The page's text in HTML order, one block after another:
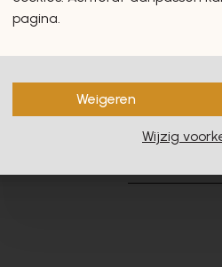
zullen u
pagina.
Weigeren
Wijzig